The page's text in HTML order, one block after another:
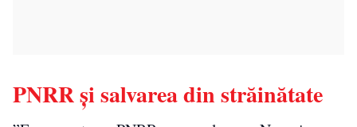
PNRR și salvarea din străinătate